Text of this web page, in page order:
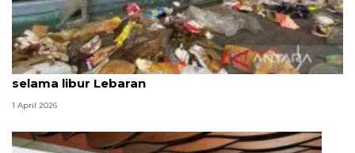
Produksi sampah Jaksel capai 1.120 ton per hari
selama libur Lebaran
1 April 2026